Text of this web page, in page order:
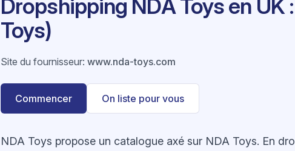
Dropshipping NDA Toys en UK
Toys)
Site du fournisseur: www.nda-toys.com
Commencer On liste pour vous
NDA Toys propose un catalogue axé sur NDA Toys. En